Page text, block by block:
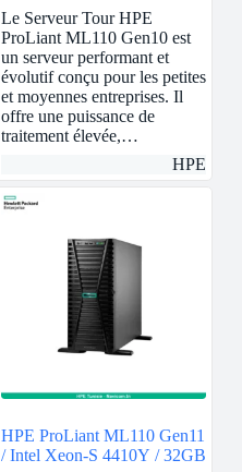
Le Serveur Tour HPE
ProLiant ML110 Gen10 est
un serveur performant et
évolutif conçu pour les petites
et moyennes entreprises. Il
offre une puissance de
traitement élevée,…
HPE
HPE ProLiant ML110 Gen11
/ Intel Xeon-S 4410Y / 32GB